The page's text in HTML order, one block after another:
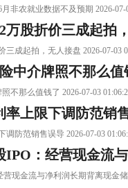
非农就业数据不及预期 2026-07-
万股折价三成起拍
三成起拍，无人接盘 2026-07-03
中介牌照不那么值
不那么值钱了 2026-07-03
率上限下调防范销
调防范销售误导 2026-07-03
IPO：经营现金流
现金流与净利润长期背离现金